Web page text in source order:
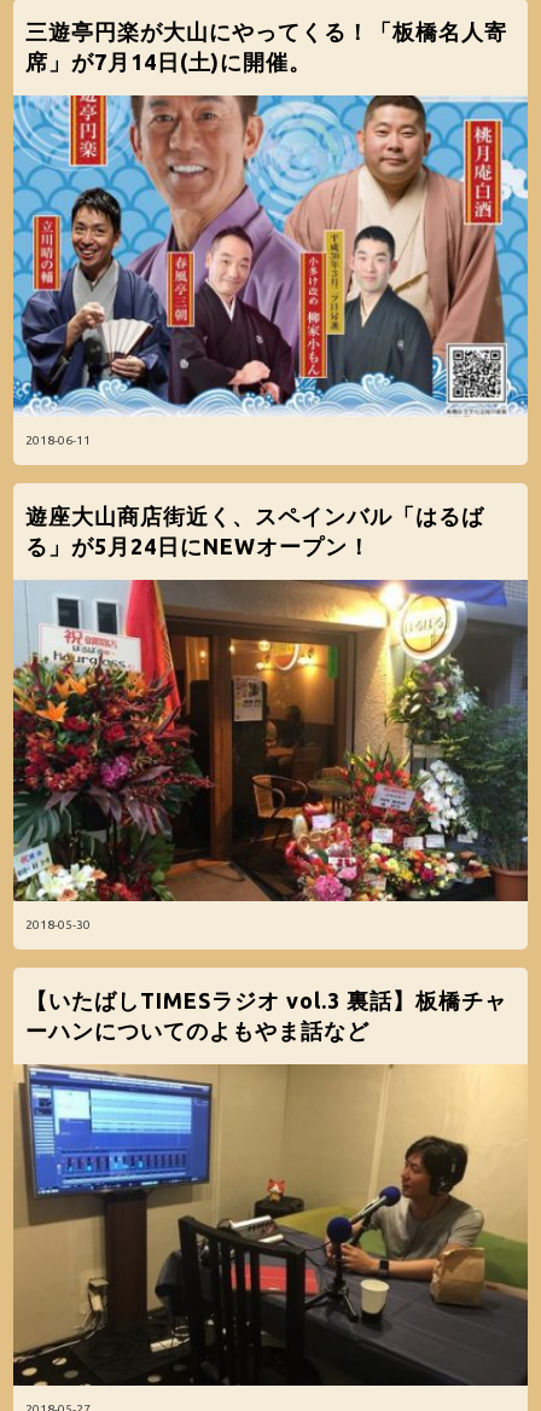
2018-06-11
三遊亭円楽が大山にやってくる！「板橋名人寄
席」が7月14日(土)に開催。
2018-05-30
遊座大山商店街近く、スペインバル「はるば
る」が5月24日にNEWオープン！
【いたばしTIMESラジオ vol.3 裏話】板橋チャ
ーハンについてのよもやま話など